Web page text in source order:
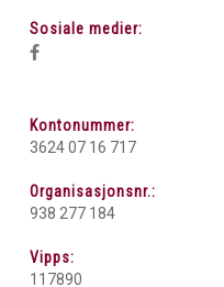
Sosiale medier:
Kontonummer:
3624 07 16 717
Organisasjonsnr.:
938 277 184
Vipps:
117890